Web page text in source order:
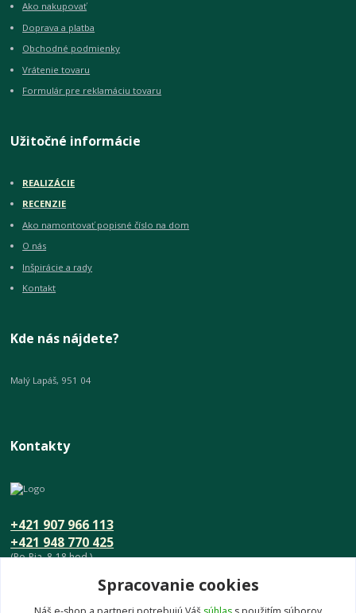
Ako nakupovať
Doprava a platba
Obchodné podmienky
Vrátenie tovaru
Formulár pre reklamáciu tovaru
Užitočné informácie
REALIZÁCIE
RECENZIE
Ako namontovať popisné číslo na dom
O nás
Inšpirácie a rady
Kontakt
Kde nás nájdete?
Malý Lapáš, 951 04
Kontakty
+421 948 770 425
+421 907 966 113
(Po-Pia, 8-18 hod.)
info@umeniedomova.skSpracovanie cookies